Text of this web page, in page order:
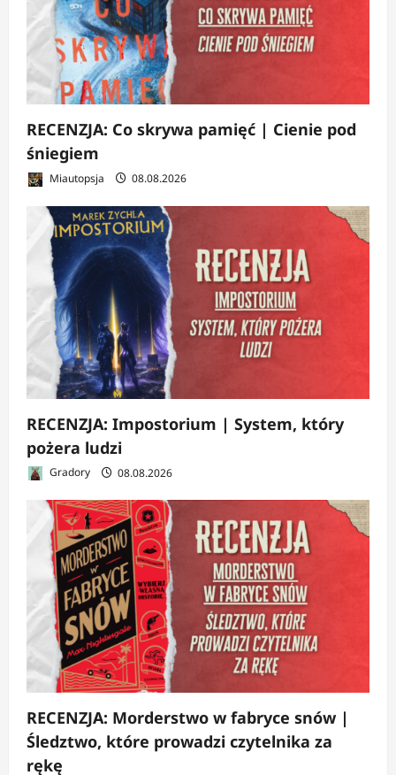
RECENZJA: Co skrywa pamięć | Cienie pod
śniegiem
Miautopsja 08.08.2026
RECENZJA: Impostorium | System, który
pożera ludzi
Gradory 08.08.2026
RECENZJA: Morderstwo w fabryce snów |
Śledztwo, które prowadzi czytelnika za
rękę